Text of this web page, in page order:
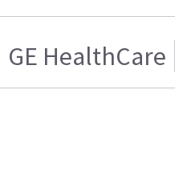
GE HealthCare